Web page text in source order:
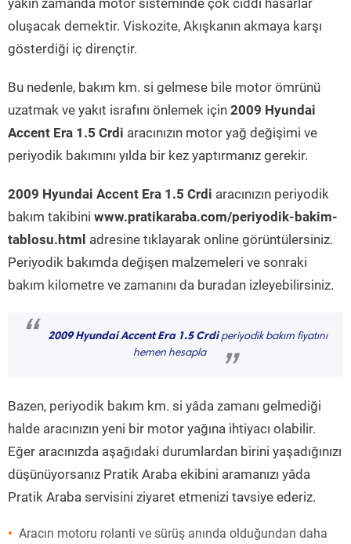
yakın zamanda motor sisteminde çok ciddi hasarlar
oluşacak demektir. Viskozite, Akışkanın akmaya karşı
gösterdiği iç dirençtir.
Bu nedenle, bakım km. si gelmese bile motor ömrünü
uzatmak ve yakıt israfını önlemek için 2009 Hyundai
Accent Era 1.5 Crdi aracınızın motor yağ değişimi ve
periyodik bakımını yılda bir kez yaptırmanız gerekir.
2009 Hyundai Accent Era 1.5 Crdi aracınızın periyodik
bakım takibini www.pratikaraba.com/periyodik-bakim-
tablosu.html adresine tıklayarak online görüntülersiniz.
Periyodik bakımda değişen malzemeleri ve sonraki
bakım kilometre ve zamanını da buradan izleyebilirsiniz.
“ 2009 Hyundai Accent Era 1.5 Crdiperiyodik bakım fiyatını
hemen hesapla
”
Bazen, periyodik bakım km. si yâda zamanı gelmediği
halde aracınızın yeni bir motor yağına ihtiyacı olabilir.
Eğer aracınızda aşağıdaki durumlardan birini yaşadığınızı
düşünüyorsanız Pratik Araba ekibini aramanızı yâda
Pratik Araba servisini ziyaret etmenizi tavsiye ederiz.
Aracın motoru rolanti ve sürüş anında olduğundan daha